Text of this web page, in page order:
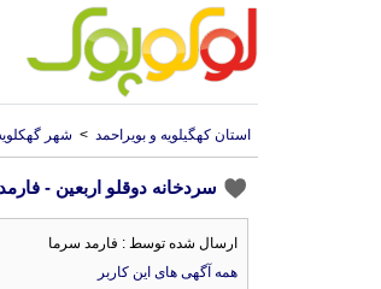
استان کهگیلویه و بویراحمد > شهر
سردخانه دوقلو اربعین -
ارسال شده توسط : فارمد سرما
همه آگهی های این کاربر